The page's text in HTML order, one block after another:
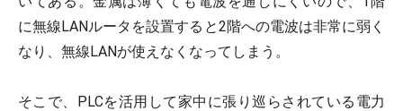
に無線LANルータを設置すると2階への電波は非常に弱く
なり、無線LANが使えなくなってしまう。
そこで、PLCを活用して家中に張り巡らされている電力